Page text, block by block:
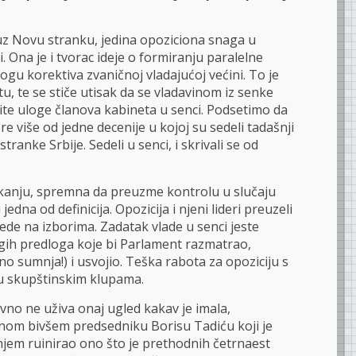
Novu stranku, jedina opoziciona snaga u
Ona je i tvorac ideje o formiranju paralelne
korektiva zvaničnoj vladajućoj većini. To je
te se stiče utisak da se vladavinom iz senke
uloge članova kabineta u senci. Podsetimo da
više od jedne decenije u kojoj su sedeli tadašnji
Srbije. Sedeli u senci, i skrivali se od
spremna da preuzme kontrolu u slučaju
od definicija. Opozicija i njeni lideri preuzeli
na izborima. Zadatak vlade u senci jeste
predloga koje bi Parlament razmatrao,
sumnja!) i usvojio. Teška rabota za opoziciju s
skupštinskim klupama.
ne uživa onaj ugled kakav je imala,
bivšem predsedniku Borisu Tadiću koji je
ruinirao ono što je prethodnih četrnaest